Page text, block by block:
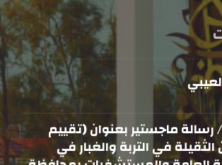
رسالة ماجستير بعنوان (تقييم
في التربة والغبار في